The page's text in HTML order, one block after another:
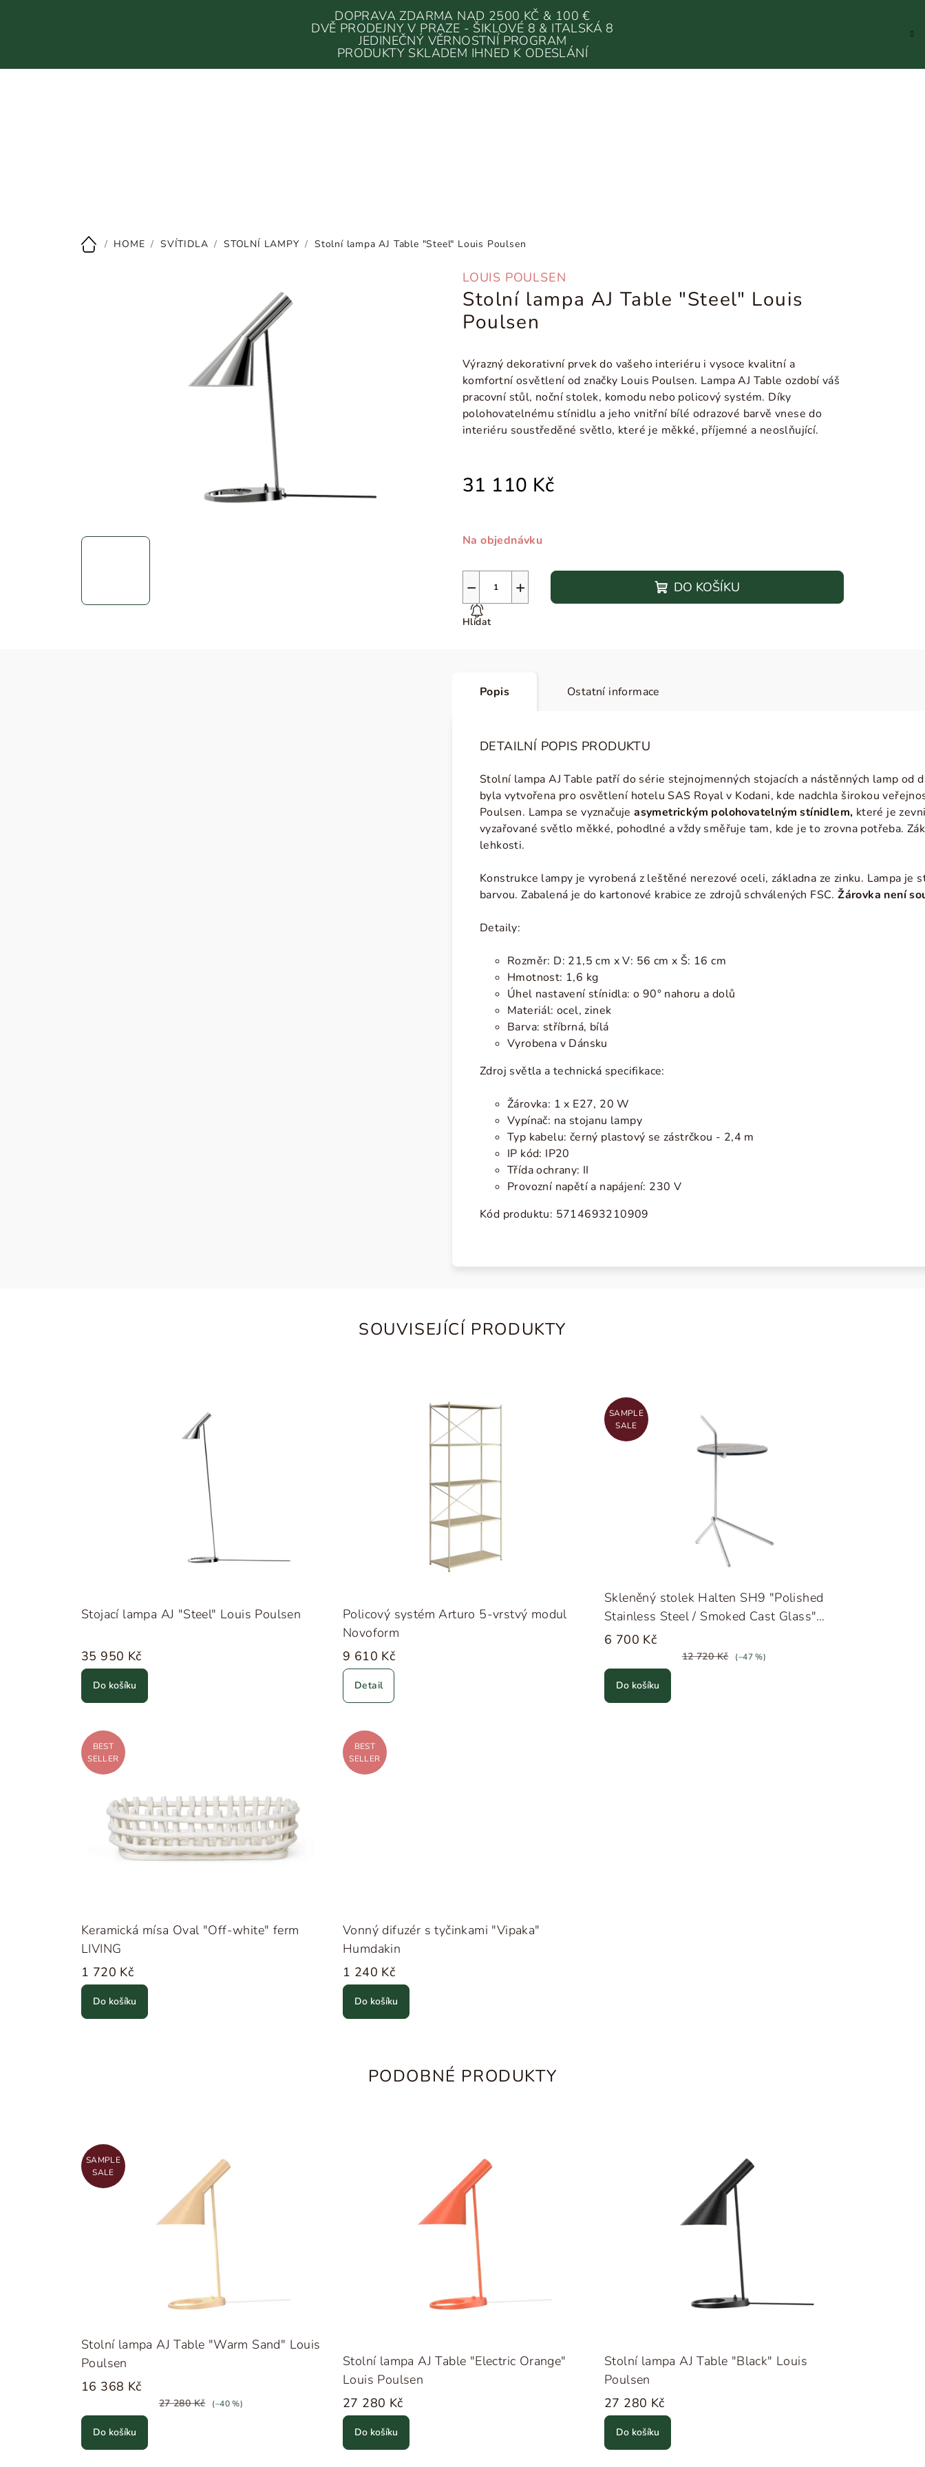
DOPRAVA ZDARMA NAD 2500 KČ & 100 €
DVĚ PRODEJNY V PRAZE - ŠIKLOVÉ 8 & ITALSKÁ 8
JEDINEČNÝ VĚRNOSTNÍ PROGRAM
PRODUKTY SKLADEM IHNED K ODESLÁNÍ
Domů
/ HOME / SVÍTIDLA / STOLNÍ LAMPY / Stolní lampa AJ Table "Steel" Louis Poulsen
LOUIS POULSEN
Stolní lampa AJ Table "Steel" Louis
Poulsen
Výrazný dekorativní prvek do vašeho interiéru i vysoce kvalitní a
komfortní osvětlení od značky Louis Poulsen. Lampa AJ Table ozdobí váš
pracovní stůl, noční stolek, komodu nebo policový systém. Díky
polohovatelnému stínidlu a jeho vnitřní bílé odrazové barvě vnese do
interiéru soustředěné světlo, které je měkké, příjemné a neoslňující.
31 110 Kč
Na objednávku
+
− DO KOŠÍKU
Hlídat
Popis Ostatní informace
DETAILNÍ POPIS PRODUKTU
Stolní lampa AJ Table patří do série stejnojmenných stojacích a nástěnných lamp od
byla vytvořena pro osvětlení hotelu SAS Royal v Kodani, kde nadchla širokou
Poulsen. Lampa se vyznačujeasymetrickým polohovatelným stínidlem, které je
vyzařované světlo měkké, pohodlné a vždy směřuje tam, kde je to zrovna potřeba.
lehkosti.
Konstrukce lampy je vyrobená z leštěné nerezové oceli, základna ze zinku. Lampa
barvou. Zabalená je do kartonové krabice ze zdrojů schválených FSC.Žárovka není
Detaily:
Rozměr: D: 21,5 cm x V: 56 cm x Š: 16 cm
Hmotnost: 1,6 kg
Úhel nastavení stínidla: o 90° nahoru a dolů
Materiál: ocel, zinek
Barva: stříbrná, bílá
Vyrobena v Dánsku
Zdroj světla a technická specifikace:
Žárovka: 1 x E27, 20 W
Vypínač: na stojanu lampy
Typ kabelu: černý plastový se zástrčkou - 2,4 m
IP kód: IP20
Třída ochrany: II
Provozní napětí a napájení: 230 V
Kód produktu: 5714693210909
SOUVISEJÍCÍ PRODUKTY
Stojací lampa AJ "Steel" Louis Poulsen
35 950 Kč
Do košíku
Policový systém Arturo 5-vrstvý modul
Novoform
9 610 Kč
Detail
SAMPLE
SALE
Skleněný stolek Halten SH9 "Polished
Stainless Steel / Smoked Cast Glass"
&Tradition
6 700 Kč
12 720 Kč (–47 %)
Do košíku
BEST
SELLER
Keramická mísa Oval "Off-white" ferm
LIVING
1 720 Kč
Do košíku
BEST
SELLER
Vonný difuzér s tyčinkami "Vipaka"
Humdakin
1 240 Kč
Do košíku
PODOBNÉ PRODUKTY
SAMPLE
SALE
Stolní lampa AJ Table "Warm Sand" Louis
Poulsen
16 368 Kč
27 280 Kč (–40 %)
Do košíku
Stolní lampa AJ Table "Electric Orange"
Louis Poulsen
27 280 Kč
Do košíku
Stolní lampa AJ Table "Black" Louis
Poulsen
27 280 Kč
Do košíku